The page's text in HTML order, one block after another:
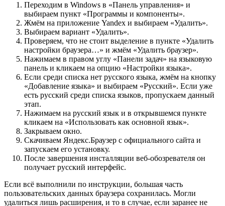
Переходим в Windows в «Панель управления» и
выбираем пункт «Программы и компоненты».
Жмём на приложение Yandex и выбираем «Удалить».
Выбираем вариант «Удалить».
Проверяем, что не стоит выделение в пункте «Удалить
настройки браузера…» и жмём «Удалить браузер».
Нажимаем в правом углу «Панели задач» на языковую
панель и кликаем на опцию «Настройки языка».
Если среди списка нет русского языка, жмём на кнопку
«Добавление языка» и выбираем «Русский». Если уже
есть русский среди списка языков, пропускаем данный
этап.
Нажимаем на русский язык и в открывшемся пункте
кликаем на «Использовать как основной язык».
Закрываем окно.
Скачиваем Яндекс.Браузер с официального сайта и
запускаем его установку.
После завершения инсталляции веб-обозревателя он
получает русский интерфейс.
Если всё выполнили по инструкции, большая часть
пользовательских данных браузера сохранилась. Могли
удалиться лишь расширения, и то в случае, если заранее не